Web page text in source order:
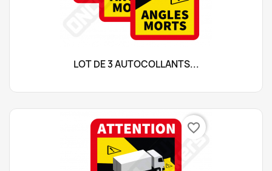
LOT DE 3 AUTOCOLLANTS...
favorite_border